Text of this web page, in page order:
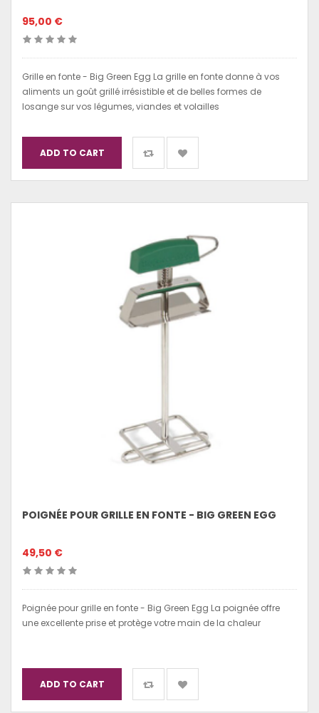
95,00 €
Grille en fonte - Big Green Egg La grille en fonte donne à vos
aliments un goût grillé irrésistible et de belles formes de
losange sur vos légumes, viandes et volailles
ADD TO CART
POIGNÉE POUR GRILLE EN FONTE - BIG GREEN EGG
49,50 €
Poignée pour grille en fonte - Big Green Egg La poignée offre
une excellente prise et protège votre main de la chaleur
ADD TO CART